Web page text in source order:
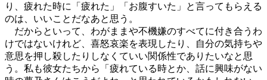
り、疲れた時に「疲れた」「お腹すいた」と言ってもらえる
のは、いいことだなあと思う。
だからといって、わがままや不機嫌のすべてに付き合うわ
けではないけれど、喜怒哀楽を表現したり、自分の気持ちや
意思を押し殺したりしなくていい関係性でありたいなと思
う。私も彼女たちから「疲れている時とか、話に興味がない